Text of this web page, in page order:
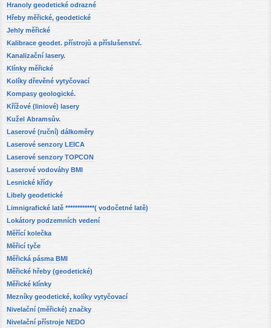
Hranoly geodetické odrazné
Hřeby měřické, geodetické
Jehly měřické
Kalibrace geodet. přístrojů a příslušenství.
Kanalizační lasery.
Klínky měřické
Kolíky dřevěné vytyčovací
Kompasy geologické.
Křížové (liniové) lasery
Kužel Abramsův.
Laserové (ruční) dálkoměry
Laserové senzory LEICA
Laserové senzory TOPCON
Laserové vodováhy BMI
Lesnické křídy
Libely geodetické
Limnigrafické latě ************( vodočetné latě)
Lokátory podzemních vedení
Měřící kolečka
Měřicí tyče
Měřická pásma BMI
Měřické hřeby (geodetické)
Měřické klínky
Mezníky geodetické, kolíky vytyčovací
Nivelační (měřické) značky
Nivelační přístroje NEDO